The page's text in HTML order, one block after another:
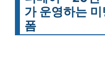
가 운영하는
폼